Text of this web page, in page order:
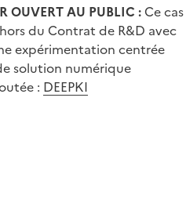
OUVERT AU PUBLIC : Ce cas
du Contrat de R&D avec
expérimentation centrée
solution numérique
: DEEPKI